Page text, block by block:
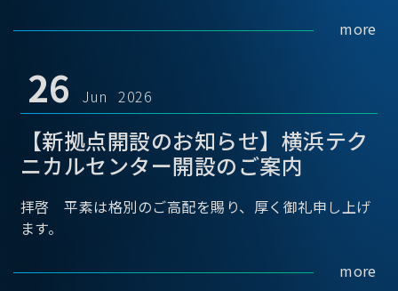
more
26 Jun 2026
【新拠点開設のお知らせ】横浜テク
ニカルセンター開設のご案内
拝啓 平素は格別のご高配を賜り、厚く御礼申し上げ
ます。
more